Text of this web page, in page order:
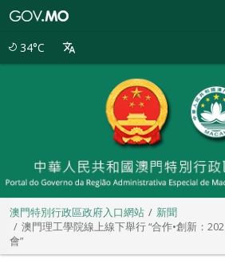
34°C
澳門特別行政區政府入口網站
新聞
澳門理工學院線上線下舉行 “合作•創新：
會”